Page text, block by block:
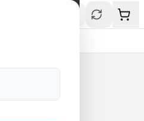
порожній